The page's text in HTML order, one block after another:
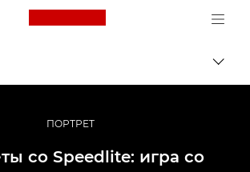
Canon Logo, back to
Профессиональная фото- и видеосъемка
ПОРТРЕТ
со Speedlite: игра со